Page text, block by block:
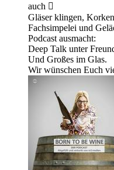
auch 
Gläser klingen,
Fachsimpelei und
Podcast ausmacht:
Deep Talk unter
Und Großes im Glas.
Wir wünschen Euch